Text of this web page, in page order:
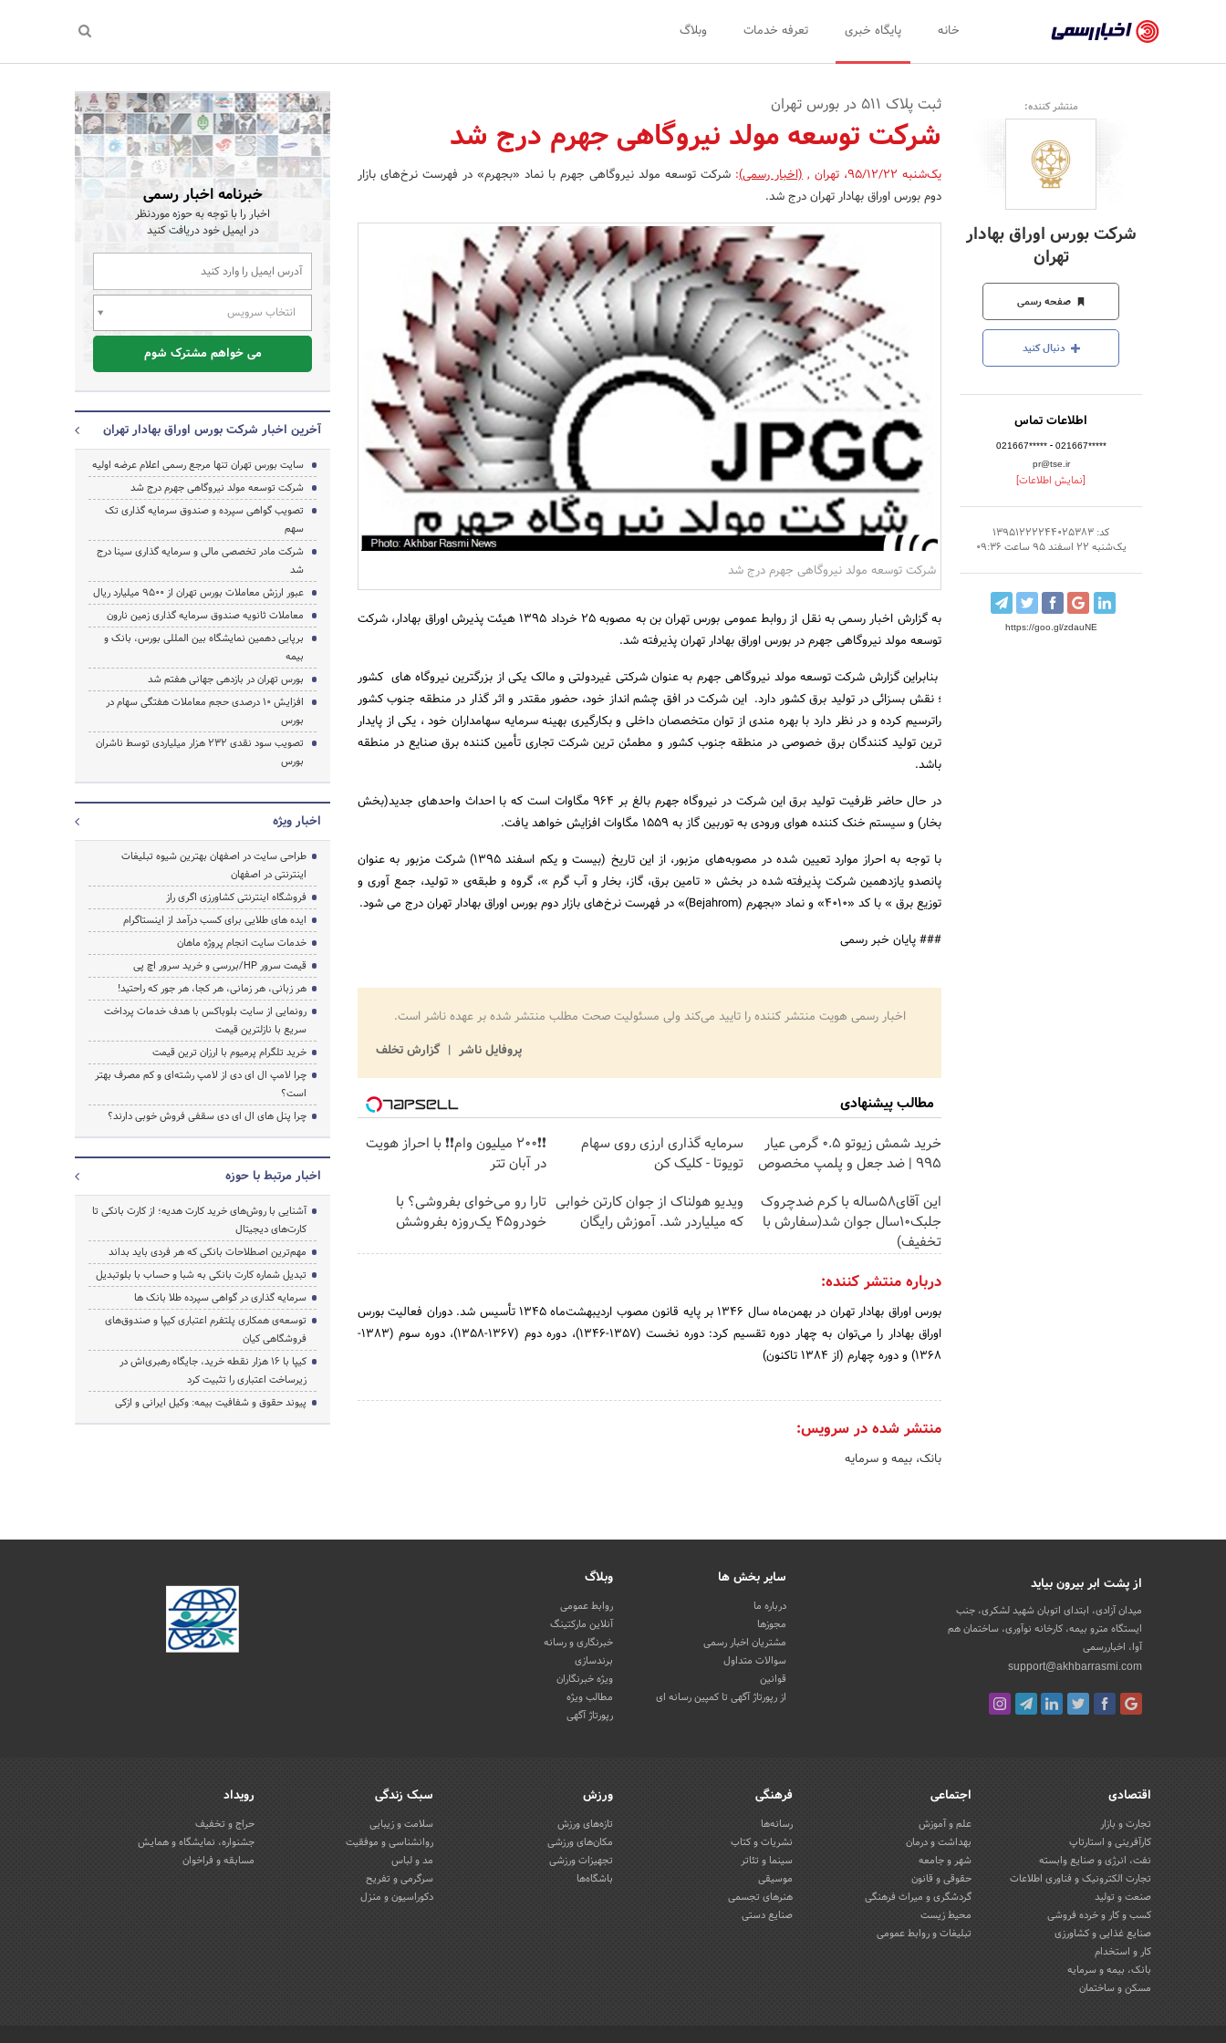
رسمی
-
اخبار
تایید
شده
شرکت‌ها،
سازمان‌ها
و
روابط
عمومی‌ها
خانه پایگاه خبری تعرفه خدمات وبلاگ
منتشر کننده:
شرکت بورس اوراق بهادار
تهران
صفحه رسمی
دنبال کنید
اطلاعات تماس
021667***** - 021667*****
pr@tse.ir
[نمایش اطلاعات]
کد: 13951222244025383
یک‌شنبه 22 اسفند 95 ساعت 09:36
https://goo.gl/zdauNE
ثبت پلاک 511 در بورس تهران
شرکت توسعه مولد نیروگاهی جهرم درج شد
یک‌شنبه 95/12/22 ، تهران , (اخبار رسمی): شرکت توسعه مولد نیروگاهی جهرم با نماد «بجهرم» در فهرست نرخ‌های بازار
دوم بورس اوراق بهادار تهران درج شد.
شرکت توسعه مولد نیروگاهی جهرم درج شد
به گزارش اخبار رسمی به نقل از روابط عمومی بورس تهران بن به مصوبه‌ 25 خرداد 1395 هیئت پذیرش اوراق بهادار، شرکت
توسعه مولد نیروگاهی جهرم در بورس اوراق بهادار تهران پذیرفته شد.
بنابراین گزارش شرکت توسعه مولد نیروگاهی جهرم به عنوان شرکتی غیردولتی و مالک یکی از بزرگترین نیروگاه های کشور
؛ نقش بسزائی در تولید برق کشور دارد. این شرکت در افق چشم انداز خود، حضور مقتدر و اثر گذار در منطقه جنوب کشور
راترسیم کرده و در نظر دارد با بهره مندی از توان متخصصان داخلی و بکارگیری بهینه سرمایه سهامداران خود ، یکی از پایدار
ترین تولید کنندگان برق خصوصی در منطقه جنوب کشور و مطمئن ترین شرکت تجاری تأمین کننده برق صنایع در منطقه
باشد.
در حال حاضر ظرفیت تولید برق این شرکت در نیروگاه جهرم بالغ بر 964 مگاوات است که با احداث واحدهای جدید(بخش
بخار) و سیستم خنک کننده هوای ورودی به توربین گاز به 1559 مگاوات افزایش خواهد یافت.
با توجه به احراز موارد تعیین شده در مصوبه‌های مزبور، از این تاریخ (بیست و یکم اسفند 1395) شرکت مزبور به عنوان
پانصدو یازدهمین شرکت پذیرفته شده در بخش « تامین برق، گاز، بخار و آب گرم »، گروه و طبقه‌ی « تولید، جمع آوری و
توزیع برق » با کد «4010» و نماد «بجهرم (Bejahrom)» در فهرست نرخ‌های بازار دوم بورس اوراق بهادار تهران درج می­ شود.
### پایان خبر رسمی
اخبار رسمی هویت منتشر کننده را تایید می‌کند ولی مسئولیت صحت مطلب منتشر شده بر عهده ناشر است.
پروفایل ناشر
گزارش تخلف
مطالب پیشنهادی
خرید شمش زیوتو ۰.۵ گرمی عیار
۹۹۵ | ضد جعل و پلمپ مخصوص
سرمایه گذاری ارزی روی سهام
تویوتا - کلیک کن
❗❗200 میلیون وام❗❗ با احراز هویت
در آبان تتر
این آقای58ساله با کرم ضدچروک
جلبک10سال جوان شد(سفارش با
تخفیف)
ویدیو هولناک از جوان کارتن خوابی
که میلیاردر شد. آموزش رایگان
تارا رو می‌خوای بفروشی؟ با
خودرو۴۵ یک‌روزه بفروشش
درباره منتشر کننده:
بورس اوراق بهادار تهران در بهمن‌ماه سال 1346 بر پایه قانون مصوب اردیبهشت‌ماه 1345 تأسیس شد. دوران فعالیت بورس
اوراق بهادار را می‌توان به چهار دوره تقسیم کرد: دوره نخست (1357-1346)، دوره دوم (1367-1358)، دوره سوم (1383-
1368) و دوره چهارم (از 1384 تاکنون)
منتشر شده در سرویس:
بانک، بیمه و سرمایه
خبرنامه اخبار رسمی
اخبار را با توجه به حوزه موردنظر
در ایمیل خود دریافت کنید
انتخاب سرویس
می خواهم مشترک شوم
آخرین اخبار شرکت بورس اوراق بهادار تهران
سایت بورس تهران تنها مرجع رسمی اعلام عرضه اولیه
شرکت توسعه مولد نیروگاهی جهرم درج شد
تصویب گواهی سپرده‌ و صندوق سرمایه گذاری تک
سهم
شرکت مادر تخصصی مالی و سرمایه گذاری سینا درج
شد
عبور ارزش معاملات بورس تهران از 9500 میلیارد ریال
معاملات ثانویه صندوق سرمایه گذاری زمین نارون
برپایی دهمین نمایشگاه بین المللی بورس، بانک و
بیمه
بورس تهران در بازدهی جهانی هفتم شد
افزایش 10 درصدی حجم معاملات هفتگی سهام در
بورس
تصویب سود نقدی 232 هزار میلیاردی توسط ناشران
بورس
اخبار ویژه
طراحی سایت در اصفهان بهترین شیوه تبلیغات
اینترنتی در اصفهان
فروشگاه اینترنتی کشاورزی اگری راز
ایده های طلایی برای کسب درآمد از اینستاگرام
خدمات سایت انجام پروژه ماهان
قیمت سرور HP/بررسی و خرید سرور اچ پی
هر زبانی، هر زمانی، هر کجا، هر جور که راحتید!
رونمایی از سایت بلوباکس با هدف خدمات پرداخت
سریع با نازلترین قیمت
خرید تلگرام پرمیوم با ارزان ترین قیمت
چرا لامپ ال ای دی از لامپ رشته‌ای و کم مصرف بهتر
است؟
چرا پنل های ال ای دی سقفی فروش خوبی دارند؟
اخبار مرتبط با حوزه
آشنایی با روش‌های خرید کارت هدیه؛ از کارت بانکی تا
کارت‌های دیجیتال
مهم‌ترین اصطلاحات بانکی که هر فردی باید بداند
تبدیل شماره کارت بانکی به شبا و حساب با بلوتبدیل
سرمایه گذاری در گواهی سپرده طلا بانک ها
توسعه‌ی همکاری‌ پلتفرم اعتباری کیپا و صندوق‌های
فروشگاهی کیان
کیپا با ۱۶ هزار نقطه خرید، جایگاه رهبری‌اش در
زیرساخت اعتباری را تثبیت کرد
پیوند حقوق و شفافیت بیمه: وکیل ایرانی و ازکی
از پشت ابر بیرون بیاید
میدان آزادی، ابتدای اتوبان شهید لشکری، جنب
ایستگاه مترو بیمه، کارخانه نوآوری، ساختمان هم
آوا، اخباررسمی
support@akhbarrasmi.com
سایر بخش ها
درباره ما
مجوزها
مشتریان اخبار رسمی
سوالات متداول
قوانین
از رپورتاژ آگهی تا کمپین رسانه ای
وبلاگ
روابط عمومی
آنلاین مارکتینگ
خبرنگاری و رسانه
برندسازی
ویژه خبرنگاران
مطالب ویژه
رپورتاژ آگهی
اقتصادی
تجارت و بازار
کارآفرینی و استارتاپ
نفت، انرژی و صنایع وابسته
تجارت الکترونیک و فناوری اطلاعات
صنعت و تولید
کسب و کار و خرده فروشی
صنایع غذایی و کشاورزی
کار و استخدام
بانک، بیمه و سرمایه
مسکن و ساختمان
اجتماعی
علم و آموزش
بهداشت و درمان
شهر و جامعه
حقوقی و قانون
گردشگری و میراث فرهنگی
محیط زیست
تبلیغات و روابط عمومی
فرهنگی
رسانه‌ها
نشریات و کتاب
سینما و تئاتر
موسیقی
هنرهای تجسمی
صنایع دستی
ورزش
تازه‌های ورزش
مکان‌های ورزشی
تجهیزات ورزشی
باشگاه‌ها
سبک زندگی
سلامت و زیبایی
روانشناسی و موفقیت
مد و لباس
سرگرمی و تفریح
دکوراسیون و منزل
رویداد
حراج و تخفیف
جشنواره، نمایشگاه و همایش
مسابقه و فراخوان